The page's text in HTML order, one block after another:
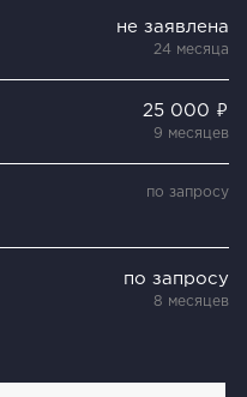
не заявлена
24 месяца
25 000 ₽
9 месяцев
по запросу
по запросу
8 месяцев